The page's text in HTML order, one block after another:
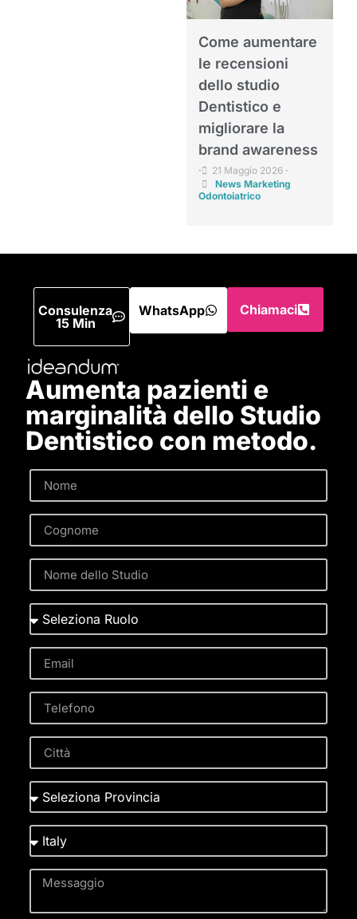
Come aumentare
le recensioni
dello studio
Dentistico e
migliorare la
brand awareness
• 21 Maggio 2026 •
News Marketing
Odontoiatrico
Consulenza
15 Min
WhatsApp Chiamaci
Aumenta pazienti e
marginalità dello Studio
Dentistico con metodo.